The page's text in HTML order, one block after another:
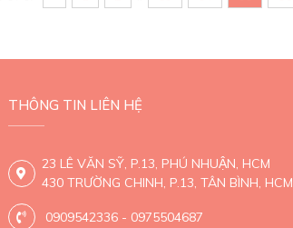
THÔNG TIN LIÊN HỆ
23 LÊ VĂN SỸ, P.13, PHÚ NHUẬN, HCM
430 TRƯỜNG CHINH, P.13, TÂN BÌNH, HCM
0909542336 - 0975504687